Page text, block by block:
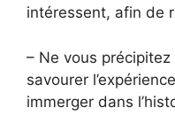
intéressent, afin de
– Ne vous
savourer
immerger dans